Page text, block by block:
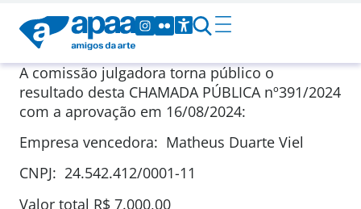
A comissão julgadora torna público o
resultado desta CHAMADA PÚBLICA nº391/2024
com a aprovação em 16/08/2024:
Empresa vencedora: Matheus Duarte Viel
CNPJ: 24.542.412/0001-11
Valor total R$ 7.000,00